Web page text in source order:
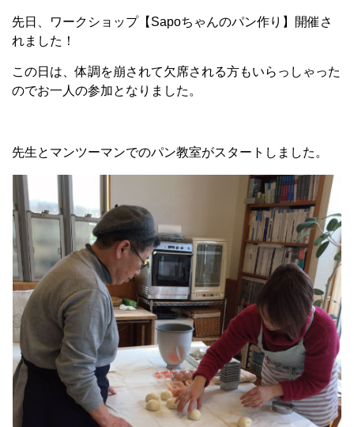
先日、ワークショップ【Sapoちゃんのパン作り】開催さ
れました！
この日は、体調を崩されて欠席される方もいらっしゃった
のでお一人の参加となりました。
先生とマンツーマンでのパン教室がスタートしました。